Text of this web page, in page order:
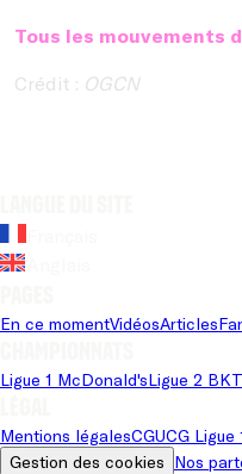
Tous les mouvements
Crédit : OGCN
En ce momentVidéosArticles
Ligue 1 McDonald'sLigue 2 BKT
Mentions légalesCGUCG Ligue
Gestion des cookies Nos